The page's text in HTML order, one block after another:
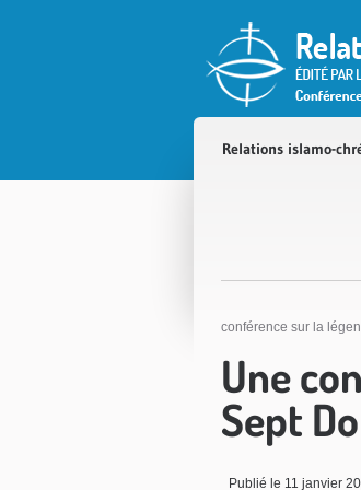
Relations islamo-
conférence sur la
Une
Sept
Publié le 11 janvier